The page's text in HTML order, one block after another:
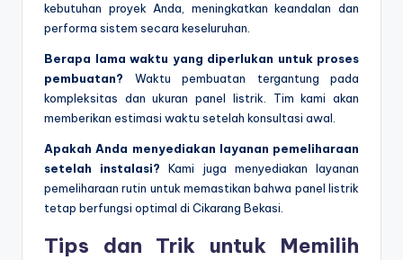
kebutuhan proyek Anda, meningkatkan keandalan dan
performa sistem secara keseluruhan.
Berapa lama waktu yang diperlukan untuk proses
pembuatan? Waktu pembuatan tergantung pada
kompleksitas dan ukuran panel listrik. Tim kami akan
memberikan estimasi waktu setelah konsultasi awal.
Apakah Anda menyediakan layanan pemeliharaan
setelah instalasi? Kami juga menyediakan layanan
pemeliharaan rutin untuk memastikan bahwa panel listrik
tetap berfungsi optimal di Cikarang Bekasi.
Tips dan Trik untuk Memilih